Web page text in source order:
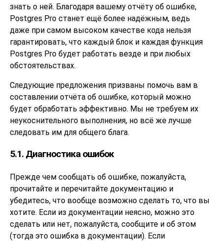
знать о ней. Благодаря вашему отчёту об ошибке,
Postgres Pro станет ещё более надёжным, ведь
даже при самом высоком качестве кода нельзя
гарантировать, что каждый блок и каждая функция
Postgres Pro будет работать везде и при любых
обстоятельствах.
Следующие предложения призваны помочь вам в
составлении отчёта об ошибке, который можно
будет обработать эффективно. Мы не требуем их
неукоснительного выполнения, но всё же лучше
следовать им для общего блага.
5.1. Диагностика ошибок
Прежде чем сообщать об ошибке, пожалуйста,
прочитайте и перечитайте документацию и
убедитесь, что вообще возможно сделать то, что вы
хотите. Если из документации неясно, можно это
сделать или нет, пожалуйста, сообщите и об этом
(тогда это ошибка в документации). Если